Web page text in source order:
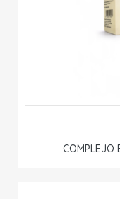
COMPLEJO